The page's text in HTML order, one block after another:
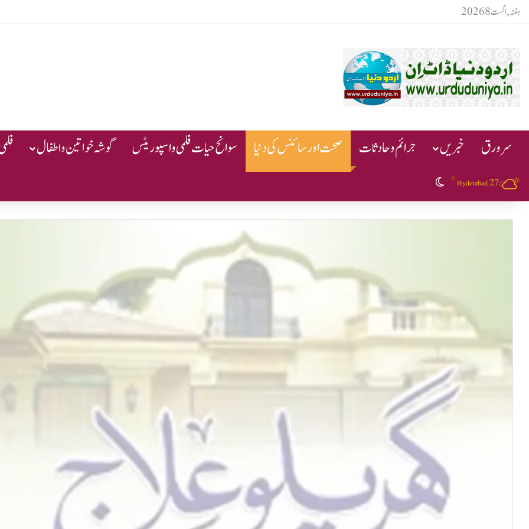
ہفتہ, اگست 8 2026
سرورق خبریں جرائم و حادثات صحت اور سائنس کی دنیا سوانح حیات فلمی و اسپوریٹس گوشہ خواتین و اطفال
Hyderabad27
℃